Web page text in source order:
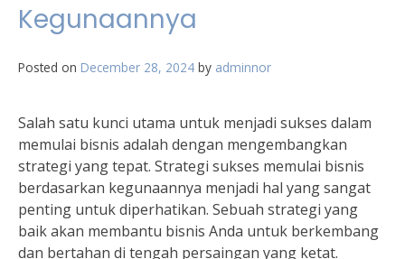
Kegunaannya
Posted on December 28, 2024 by adminnor
Salah satu kunci utama untuk menjadi sukses dalam
memulai bisnis adalah dengan mengembangkan
strategi yang tepat. Strategi sukses memulai bisnis
berdasarkan kegunaannya menjadi hal yang sangat
penting untuk diperhatikan. Sebuah strategi yang
baik akan membantu bisnis Anda untuk berkembang
dan bertahan di tengah persaingan yang ketat.